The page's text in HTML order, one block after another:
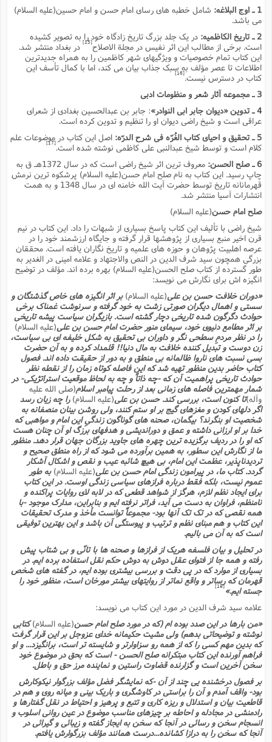
1 ـ اوج البلاغه:
شامل خطبه هاى رساى امام حسن و امام حسین(علیه السلام)
مى باشد.
2 ـ تاریخ الکاظمیه:
در یک جلد بزرگ تاریخ زادگاه خود را به تصویر کشیده
است. برخى از مطالب این اثر نفیس در مجلة الاصلاح[15]
در بغداد منتشر شد.
این کتاب تمام خصوصیات و ویژگیهاى شهر کاظمین را به همراه جدیدترین
اطلاعات تا عصر مؤلف به سبک جذاب بیان مى کند، اما با کمال تأسف این
کتاب در دسترس نیست.[16]
3 ـ مجموعه آثار شعر و منظومات ادبى
4 ـ تدوین «دیوان جابر ابى النوادر»
: جابر بن عبدالحسین بغدادى از شعراى
عراقى است و شیخ راضى دیوان او را تنظیم و تدوین کرده است.
5 ـ تحقیق و احیاى کتاب الغُرّه فى شرح الدرّه:
اصل این کتاب در موضوعات علم
کلام است و توسط شیخ عبدالنبى على کاظمى نوشته شده است.[17]
6 ـ صلح الحسن:
معروف ترین اثر شیخ راضى است که در سال 1372هـ ق به
چاپ رسید. این کتاب به نام صلح امام حسن(علیه السلام) پرشکوه ترین نرمش
قهرمانانه تاریخ توسط حضرت آیت الله خامنه اى در سال 1348 و به همت
انتشارات آسیا منتشر شد.
صلح امام حسن(علیه السلام)
شیخ راضى با تألیف این کتاب پاسخ بسیارى از شبهات را داد. این کتاب در نیم
قرن اخیر منبع بسیارى از پژوهشها قرار گرفته و جایگاه ارزشمند خود را در
عرصه اهلبیت پژوهان و حوزه هاى علمیه و تاریخ نگاران یافته است. محققان
بزرگى همچون سید شرف الدین در النص والاجتهاد و علامه امینى در الغدیر به
طور گسترده از کتاب صلح الحسن(علیه السلام) بهره برده اند. مؤلف در توضیح
انگیزه اش براى نگارش مى نویسد:
«دوران خلافت حسن بن على(علیه السلام)بر اثر انگیزه هاى خاص گذشتگان و
سستى و اهمال دیگران صورتى زشت به خود گرفته و سرنوشت غمناک برخى
حوادث دگرگون شده تاریخى دچار گشته است. بازیگران سیاست پیشه تاریخى
بر اثر مطامع دنیوى خود، سیماى منور حضرت امام حسن بن على(علیه السلام)
را در نظر مردمِ سطحى نگر و داوران بى تحقیق به شکل خلیفه اى بى سیاست،
زن دوست و تبدیل کننده خلافت به مال دنیا!! قلمداد کرده و به آن حضرت
بسى نسبت هاى ناروا ظالمانه بى منطق و به دور از حقیقت داده اند. فصول
کتاب حاضر بدین منظور تهیه شد که این فاصله کوتاه زمان را از نقطه نظر
حوادث تاریخى پراهمیت آن که -چه ذاتاً و چه به لحاظ موقعیت استراتژیکى- در
شمار مهمترین فاصله هاى زمانى بعد از رحلت پیامبر اسلام(صلى الله علیه
وآله)تا کنون است، بررسى کند. حسن بن على(علیه السلام)را چه زیان رسد
اگر دلهاى کودن و مغزهاى گیج بر او ستم کنند، ولى روشن بینان منصفانه به
شخصیت او بنگرند؟ بیگمان، صحنه هاى گوناگون زندگىِ این امام و مواهبى که
خدا بر او ارزانى داشته و عمق و دوراندیشى و هدفهاى برزگ او آن چنان هست
که او را در ردیف برگزیده ترین چهره هاى جاوید بزرگان جهان قرار دهد. منظور
ما از نگارش این سطور، به همین برآورده مى شود که از راه منطق صحیح و
تردیدناپذیر، عظمت این امام، بى هیچ شائبه عیب و نقص و اشکال آشکار
گردد. کتاب ما، در پیرامون زندگى امام حسن بن على(علیه السلام)به طور
عموم نیست، بلکه فقط درباره فرازهاى سیاسى زندگى اوست. در این کتاب
براى ایجاد نظم لازم، هرگز از شواهد قطعى که در لابه لاى روایات پراکنده و
نامنظم، فراوان به دست مى آید، فراتر نرفته ایم و بنابراین، مدارک موجود -با
همه نقصى که در تک تک آنها بود- مجموعاً توانست مأخذ و مدرک تحقیقات
این کتاب و هم مبناى نظم و ترتیب و پیوستگى آن باشد و این بهترین توفیقى
است که به آن مى بالیم.
در تحلیل و بیان فلسفه هریک از فرازها و صحنه ها با تانّى و بى شتاب پیش
رفته و همه جا از فتواى عقل دوش به دوش حکم نقل استفاده برده ایم. در
بسیارى از موارد که در پى دقت و بررسى بیشترى بوده ایم، در گفته هاى شخص
قهرمان که رساتر و واقع نماتر از روایتهاى بیشتر مورخان است، منظور خود را
جسته ایم.»
علامه سید شرف الدین در مورد این کتاب مى نویسد:
«من بارها در این صدد بوده ام (که در مورد صلح امام حسن(علیه السلام)کتابى
نوشته و توضیحاتى بدهم) ولى مشیت حکیمانه خداى عزوجل بر این قرار گرفت
که بدین مهم کسى را که از همه رو سزاوارتر و شایسته تر است، برانگیزد... و او
فراهم آورنده این کتاب مبتکرانه صلح الحسن - است که بحق در موضوع خود
سخن آخرین است و گزارنده قضاوت راستین و نماینده مرز حق و باطل.
بر فصول درخشنده یى چند از آن -که نمایشگر فضل مؤلف بزرگوار نیکوکارش
بود- واقف آمدم و آن را براستى در کاوشگرى و باریک بینى و میانه روى و هم در
قاطعیت بیان و استدلال و ریزه کارى و تتبع و پرهیز و احتیاط در نقل گفتارها و
رادمنشى در مجادله و احاطه بر چیزهاى مناسب موضوع در عین روانى اسلوب و
انسجام سخن و رسائى در آنجا که سخن به ایجاز گفته و زیبائى و گیرائى در
آنجا که سخن را به درازا کشانده...درست همانند مؤلف بزرگوارش یافتم.